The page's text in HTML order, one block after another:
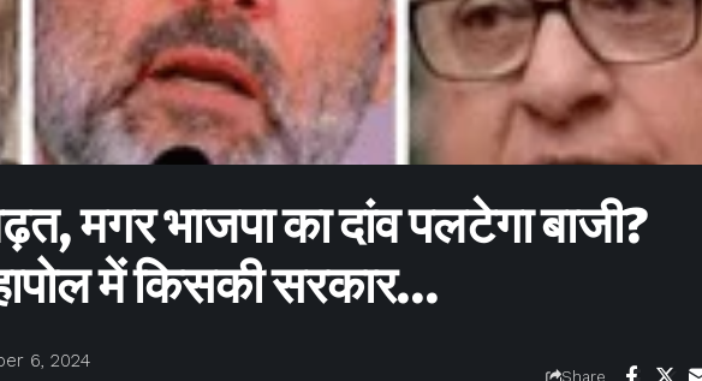
मगर भाजपा का दांव पलटेगा बाजी?
में किसकी सरकार…
6, 2024
Share